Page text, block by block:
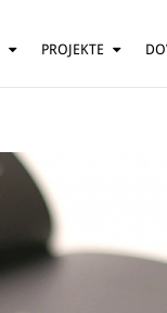
PROJEKTE